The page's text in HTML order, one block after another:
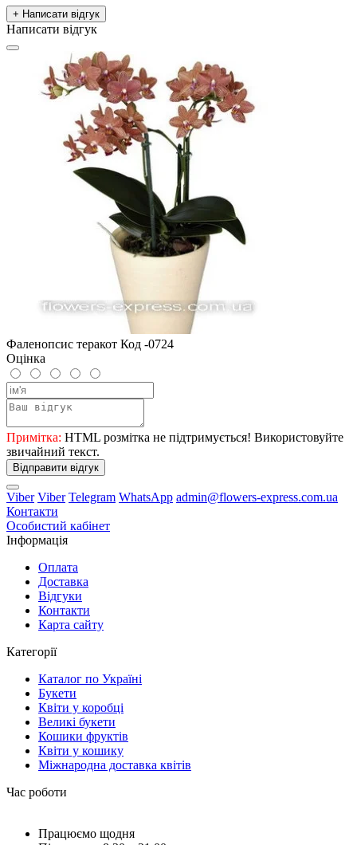
+ Написати відгук
Написати відгук
Фаленопсис теракот Код -0724
Оцінка
Примітка: HTML розмітка не підтримується! Використовуйте
звичайний текст.
Відправити відгук
Viber Viber Telegram WhatsApp admin@flowers-express.com.ua
Контакти
Особистий кабінет
Інформація
Оплата
Доставка
Відгуки
Контакти
Карта сайту
Категорії
Каталог по Україні
Букети
Квіти у коробці
Великі букети
Кошики фруктів
Квіти у кошику
Міжнародна доставка квітів
Час роботи
Працюємо щодня